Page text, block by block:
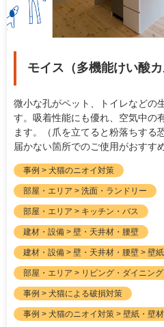
モイス（多機能けい酸カ
微小な孔がペット、トイレなどの
す。吸着性能にも優れ、空気中の
ます。（爪を立てると粉落ちする
届かない箇所でのご使用がおすす
事例 > 犬猫のニオイ対策
部屋・エリア > 洗面・ランドリー
部屋・エリア > キッチン・バス
建材・設備 > 壁・天井材・腰壁
建材・設備 > 壁・天井材・腰壁 > 壁
部屋・エリア > リビング・ダイニング
事例 > 犬猫による破損対策
事例 > 犬猫のニオイ対策 > 壁紙・壁材